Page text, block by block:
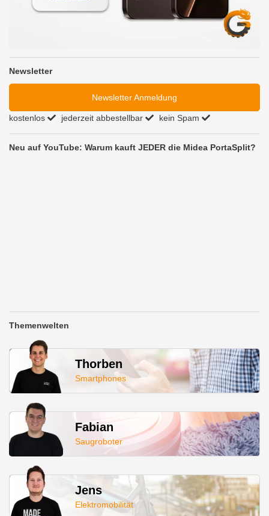
Newsletter
Newsletter Anmeldung
kostenlos jederzeit abbestellbar kein Spam
Neu auf YouTube: Warum kauft JEDER die Midea PortaSplit?
Themenwelten
Thorben
Smartphones
Fabian
Saugroboter
Jens
Elektromobilität